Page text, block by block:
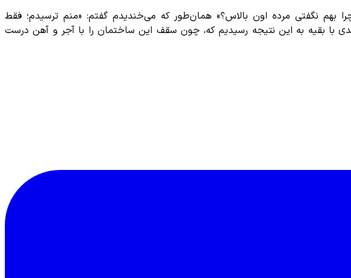
بهم نگفتی مرده اون بالاس؟» همان‌طور که می‌خندیدم گفتم: «منم ترسیدم؛ فقط
یک جمع‌بندی با بقیه به این نتیجه رسیدیم که، چون سقف این ساختمان را با آجر و آهن درست